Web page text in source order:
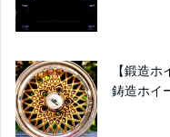
【鍛造
鋳造ホイ